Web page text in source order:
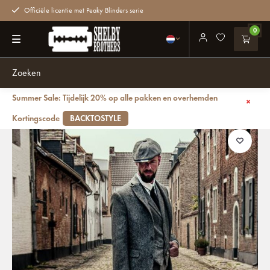
Officiële licentie met Peaky Blinders serie
0
Summer Sale: Tijdelijk 20% op alle pakken en overhemden
Kortingscode
BACKTOSTYLE
Kimber - Italiaanse lederen Doctors-bookietas